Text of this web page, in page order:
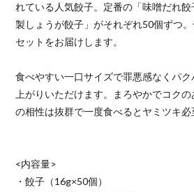
れている人気餃子。定番の「味噌だれ
製しょうが餃子」がそれぞれ50個ずつ
セットをお届けします。
食べやすい一口サイズで罪悪感なくパ
上がりいただけます。まろやかでコク
の相性は抜群で一度食べるとヤミツキ必
<内容量>
・餃子（16g×50個）